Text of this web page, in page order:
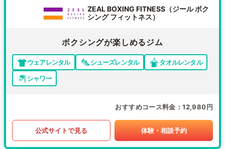
ZEAL BOXING FITNESS（ジール ボク
シング フィットネス）
ボクシングが楽しめるジム
ウェアレンタル シューズレンタル
タオルレンタル
シャワー
おすすめコース料金 12,980円
公式サイトで見る 体験・相談予約